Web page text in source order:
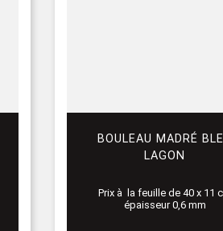
BOULEAU MADRÉ
LAGON
Prix à la feuille de 40 x 11
épaisseur 0,6 mm